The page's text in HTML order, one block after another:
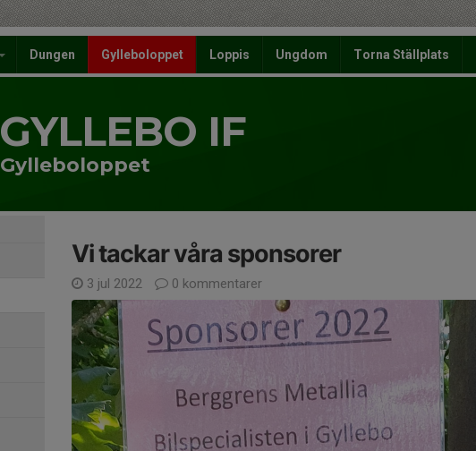
Dungen Gylleboloppet Loppis Ungdom Torna Ställplats
GYLLEBO IF
Gylleboloppet
Vi tackar våra sponsorer
3 jul 2022 0 kommentarer